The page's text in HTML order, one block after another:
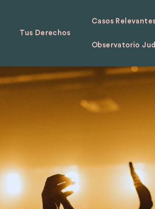
Tus Derechos
Casos
Observatorio